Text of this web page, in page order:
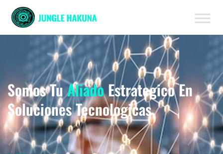
Somos TuAliadoEstrategico En
Soluciones Tecnologicas